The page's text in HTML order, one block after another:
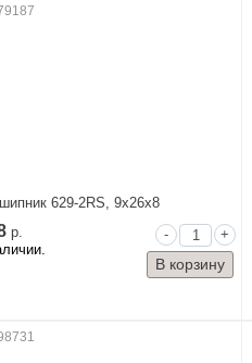
629-2RS, 9x26x8
р. - +